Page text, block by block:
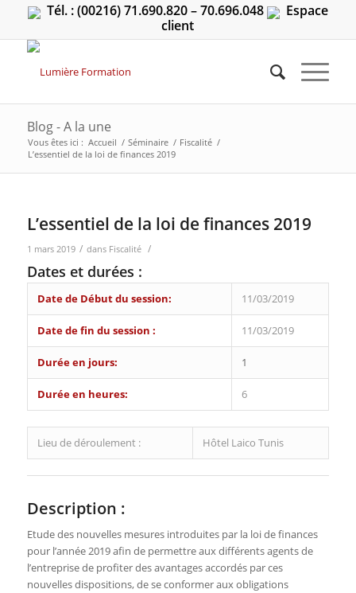
Tél. : (00216) 71.690.820 – 70.696.048
Espace
client
Blog - A la une
Vous êtes ici : Accueil / Séminaire / Fiscalité /
L’essentiel de la loi de finances 2019
L’essentiel de la loi de finances 2019
1 mars 2019 / dans Fiscalité /
Dates et durées :
Date de Début du session: 11/03/2019
Date de fin du session : 11/03/2019
Durée en jours: 1
Durée en heures: 6
Lieu de déroulement : Hôtel Laico Tunis
Description :
Etude des nouvelles mesures introduites par la loi de finances
pour l’année 2019 afin de permettre aux différents agents de
l’entreprise de profiter des avantages accordés par ces
nouvelles dispositions, de se conformer aux obligations